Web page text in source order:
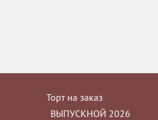
Торт на заказ
ВЫПУСКНОЙ 2026